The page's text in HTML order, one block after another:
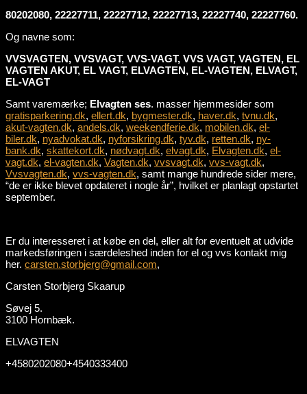
80202080, 22227711, 22227712, 22227713, 22227740, 22227760.
Og navne som:
VVSVAGTEN, VVSVAGT, VVS-VAGT, VVS VAGT, VAGTEN, EL
VAGTEN AKUT, EL VAGT, ELVAGTEN, EL-VAGTEN, ELVAGT,
EL-VAGT
Samt varemærke; Elvagten ses. masser hjemmesider som
gratisparkering.dk, ellert.dk, bygmester.dk, haver.dk, tvnu.dk,
akut-vagten.dk, andels.dk, weekendferie.dk, mobilen.dk, el-
biler.dk, nyadvokat.dk, nyforsikring.dk, tyv.dk, retten.dk, ny-
bank.dk, skattekort.dk, nødvagt.dk, elvagt.dk, Elvagten.dk, el-
vagt.dk, el-vagten.dk, Vagten.dk, vvsvagt.dk, vvs-vagt.dk,
Vvsvagten.dk, vvs-vagten.dk, samt mange hundrede sider mere,
“de er ikke blevet opdateret i nogle år”, hvilket er planlagt opstartet
september.
Er du interesseret i at købe en del, eller alt for eventuelt at udvide
markedsføringen i særdeleshed inden for el og vvs kontakt mig
her. carsten.storbjerg@gmail.com,
Carsten Storbjerg Skaarup
Søvej 5.
3100 Hornbæk.
ELVAGTEN
+4580202080+4540333400